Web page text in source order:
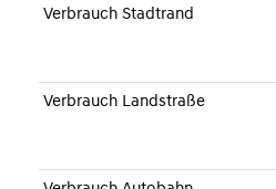
Verbrauch Stadtrand
Verbrauch Landstraße